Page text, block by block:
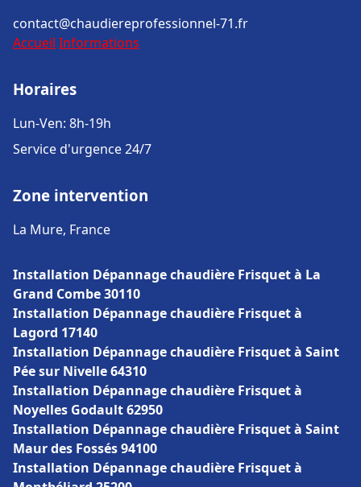
contact@chaudiereprofessionnel-71.fr
Accueil Informations
Horaires
Lun-Ven: 8h-19h
Service d'urgence 24/7
Zone intervention
La Mure, France
Installation Dépannage chaudière Frisquet à La
Grand Combe 30110
Installation Dépannage chaudière Frisquet à
Lagord 17140
Installation Dépannage chaudière Frisquet à Saint
Pée sur Nivelle 64310
Installation Dépannage chaudière Frisquet à
Noyelles Godault 62950
Installation Dépannage chaudière Frisquet à Saint
Maur des Fossés 94100
Installation Dépannage chaudière Frisquet à